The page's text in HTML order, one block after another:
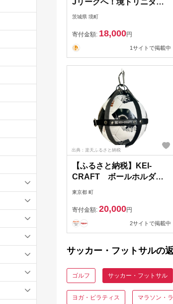
応援Tシャツ M-XOサイズ
をご指定ください》
茨城県 境町
寄付金額: 18,000円
1サイトで掲載中
出典：楽天ふるさと納税
【ふるさと納税】KEI-
CRAFT ボールホルダー
（ブラックグレー）
東京都 町
寄付金額: 20,000円
2サイトで掲載中
サッカー・フットサルの
ゴルフ サッカー・フットサル
ヨガ・ピラティス マラソン・